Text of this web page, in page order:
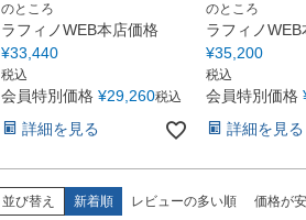
のところ
ラフィノWEB本店価格
¥33,440
税込
会員特別価格 ¥29,260税込
詳細を見る
のところ
ラフィノ
¥35,200
税込
会員特別価格
詳細を見る
並び替え 新着順 レビューの多い順 価格が